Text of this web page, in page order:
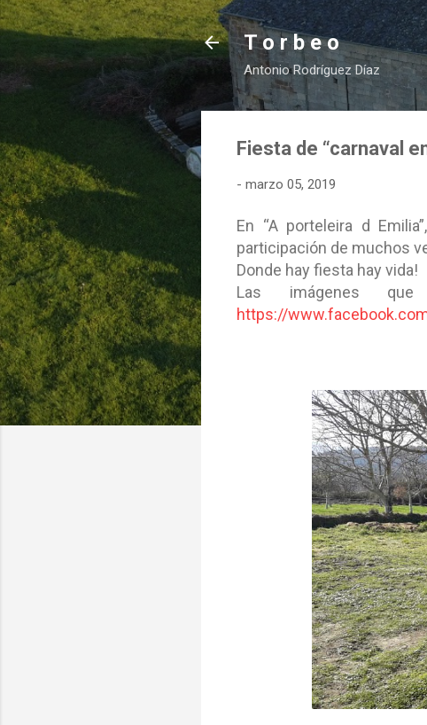
T o r b e o
Antonio Rodríguez Díaz
Fiesta de “carnaval
- marzo 05, 2019
En “A porteleira d
participación de muchos
Donde hay fiesta hay vida!
Las imágenes
https://